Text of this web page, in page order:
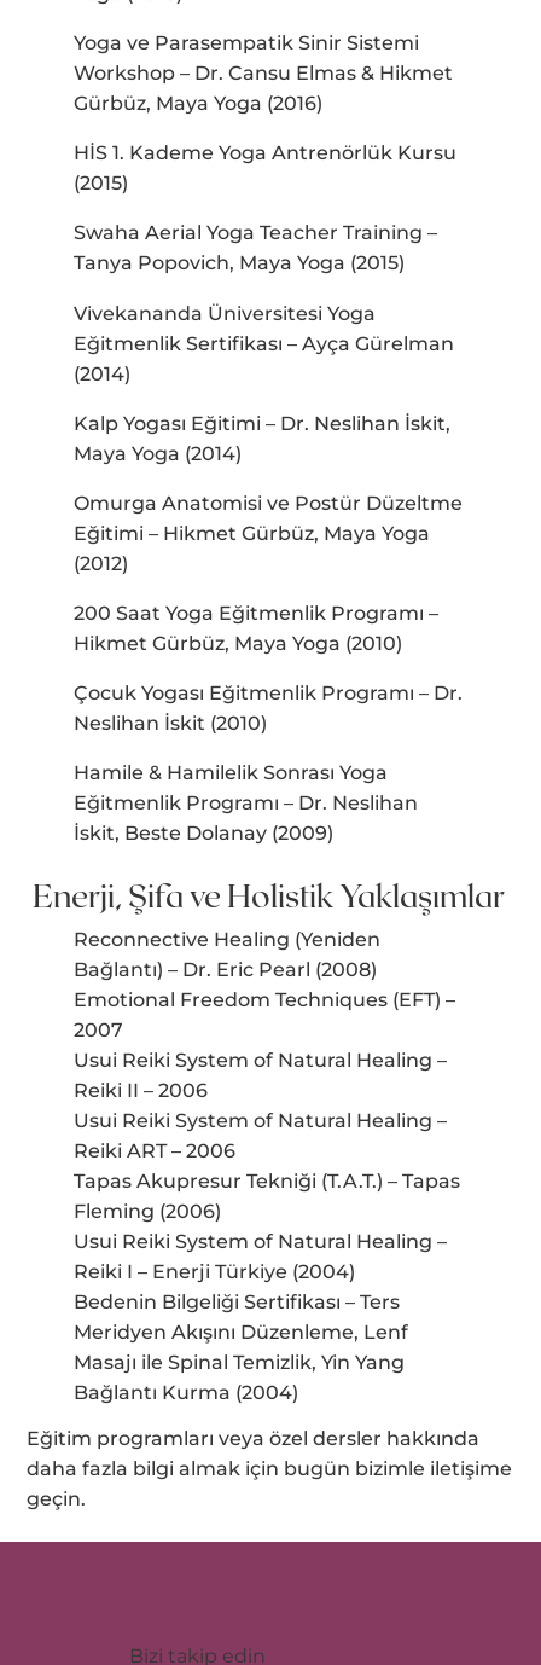
Yoga ve Parasempatik Sinir Sistemi
Workshop – Dr. Cansu Elmas & Hikmet
Gürbüz, Maya Yoga (2016)
HİS 1. Kademe Yoga Antrenörlük Kursu
(2015)
Swaha Aerial Yoga Teacher Training –
Tanya Popovich, Maya Yoga (2015)
Vivekananda Üniversitesi Yoga
Eğitmenlik Sertifikası – Ayça Gürelman
(2014)
Kalp Yogası Eğitimi – Dr. Neslihan İskit,
Maya Yoga (2014)
Omurga Anatomisi ve Postür Düzeltme
Eğitimi – Hikmet Gürbüz, Maya Yoga
(2012)
200 Saat Yoga Eğitmenlik Programı –
Hikmet Gürbüz, Maya Yoga (2010)
Çocuk Yogası Eğitmenlik Programı – Dr.
Neslihan İskit (2010)
Hamile & Hamilelik Sonrası Yoga
Eğitmenlik Programı – Dr. Neslihan
İskit, Beste Dolanay (2009)
Enerji, Şifa ve Holistik Yaklaşımlar
Reconnective Healing (Yeniden
Bağlantı) – Dr. Eric Pearl (2008)
Emotional Freedom Techniques (EFT) –
2007
Usui Reiki System of Natural Healing –
Reiki II – 2006
Usui Reiki System of Natural Healing –
Reiki ART – 2006
Tapas Akupresur Tekniği (T.A.T.) – Tapas
Fleming (2006)
Usui Reiki System of Natural Healing –
Reiki I – Enerji Türkiye (2004)
Bedenin Bilgeliği Sertifikası – Ters
Meridyen Akışını Düzenleme, Lenf
Masajı ile Spinal Temizlik, Yin Yang
Bağlantı Kurma (2004)
Eğitim programları veya özel dersler hakkında
daha fazla bilgi almak için bugün bizimle iletişime
geçin.
Bizi takip edin